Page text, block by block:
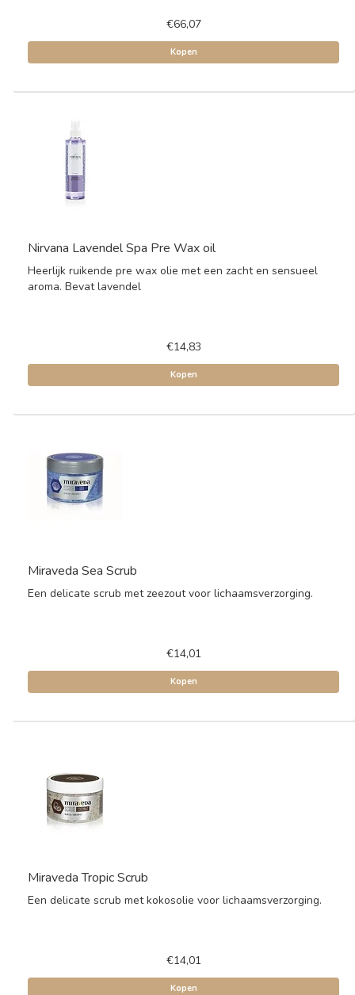
€66,07
Kopen
Nirvana Lavendel Spa Pre Wax oil
Heerlijk ruikende pre wax olie met een zacht en sensueel
aroma. Bevat lavendel
€14,83
Kopen
Miraveda Sea Scrub
Een delicate scrub met zeezout voor lichaamsverzorging.
€14,01
Kopen
Miraveda Tropic Scrub
Een delicate scrub met kokosolie voor lichaamsverzorging.
€14,01
Kopen